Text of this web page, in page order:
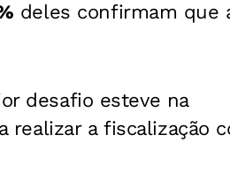
deles confirmam que
desafio esteve na
realizar a fiscalização